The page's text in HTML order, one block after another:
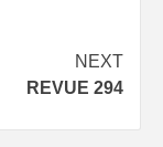
NEXT
REVUE 294